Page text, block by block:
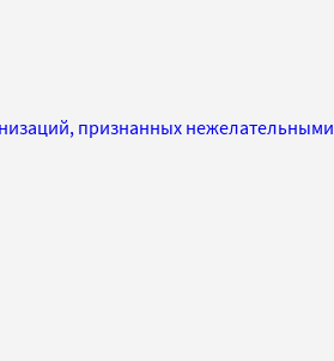
признанных нежелательными